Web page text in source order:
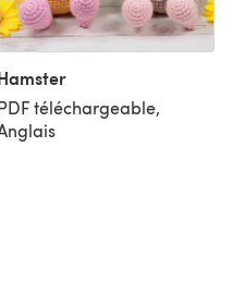
téléchargeable,